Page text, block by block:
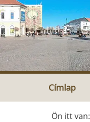
Címlap
Ön itt van: